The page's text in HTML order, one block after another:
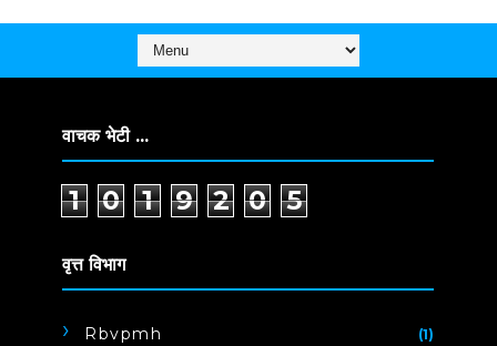
वाचक भेटी ...
1 0 1 9 2 0 5
वृत्त विभाग
Rbvpmh (1)